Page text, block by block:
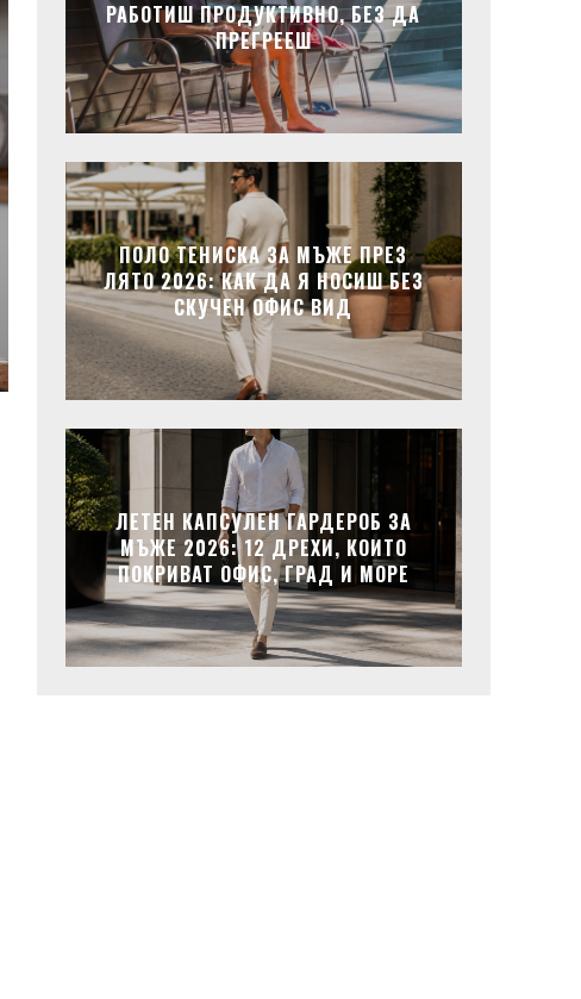
РАБОТИШ ПРОДУКТИВНО, БЕЗ ДА
ПРЕГРЕЕШ
ПОЛО ТЕНИСКА ЗА МЪЖЕ ПРЕЗ
ЛЯТО 2026: КАК ДА Я НОСИШ БЕЗ
СКУЧЕН ОФИС ВИД
ЛЕТЕН КАПСУЛЕН ГАРДЕРОБ ЗА
МЪЖЕ 2026: 12 ДРЕХИ, КОИТО
ПОКРИВАТ ОФИС, ГРАД И МОРЕ